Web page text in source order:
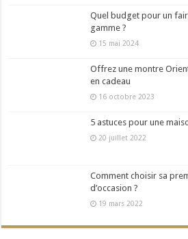
Quel budget pour un
gamme ?
15 mai 2024
Offrez une montre
en cadeau
16 octobre 2023
5 astuces pour une
20 juillet 2022
Comment choisir sa
d’occasion ?
19 mars 2022